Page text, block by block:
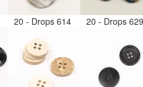
20 - Drops 614 20 - Drops